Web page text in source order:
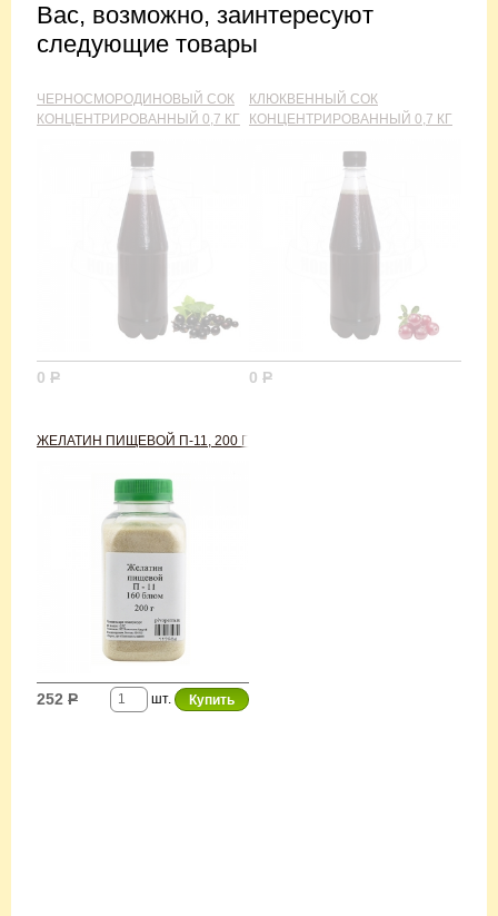
Вас, возможно, заинтересуют
следующие товары
ЧЕРНОСМОРОДИНОВЫЙ СОК
КОНЦЕНТРИРОВАННЫЙ 0,7 КГ
0 Р
КЛЮКВЕННЫЙ СОК
КОНЦЕНТРИРОВАННЫЙ 0,7 КГ
0 Р
ЖЕЛАТИН ПИЩЕВОЙ П-11, 200 Г
шт.
252 Р